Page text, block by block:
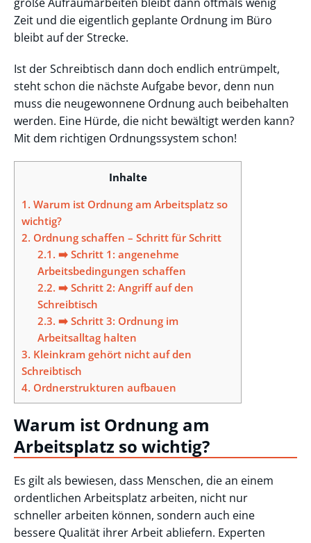
Zeit und die eigentlich geplante Ordnung im Büro
bleibt auf der Strecke.
Ist der Schreibtisch dann doch endlich entrümpelt,
steht schon die nächste Aufgabe bevor, denn nun
muss die neugewonnene Ordnung auch beibehalten
werden. Eine Hürde, die nicht bewältigt werden kann?
Mit dem richtigen Ordnungssystem schon!
Inhalte
1. Warum ist Ordnung am Arbeitsplatz so
wichtig?
2. Ordnung schaffen – Schritt für Schritt
2.1. ➡️ Schritt 1: angenehme
Arbeitsbedingungen schaffen
2.2. ➡️ Schritt 2: Angriff auf den
Schreibtisch
2.3. ➡️ Schritt 3: Ordnung im
Arbeitsalltag halten
3. Kleinkram gehört nicht auf den
Schreibtisch
4. Ordnerstrukturen aufbauen
Warum ist Ordnung am
Arbeitsplatz so wichtig?
Es gilt als bewiesen, dass Menschen, die an einem
ordentlichen Arbeitsplatz arbeiten, nicht nur
schneller arbeiten können, sondern auch eine
bessere Qualität ihrer Arbeit abliefern. Experten